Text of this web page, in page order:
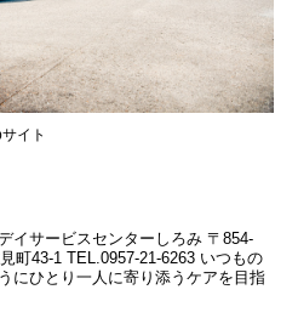
イト
イサービスセンターしろみ 〒854-
町43-1 TEL.0957-21-6263 いつもの
にひとり一人に寄り添うケアを目指